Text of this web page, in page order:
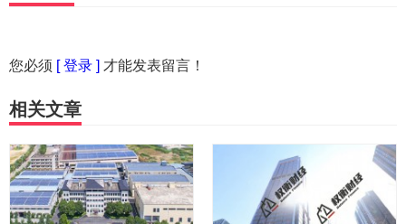
您必须 [ 登录 ] 才能发表留言！
相关文章